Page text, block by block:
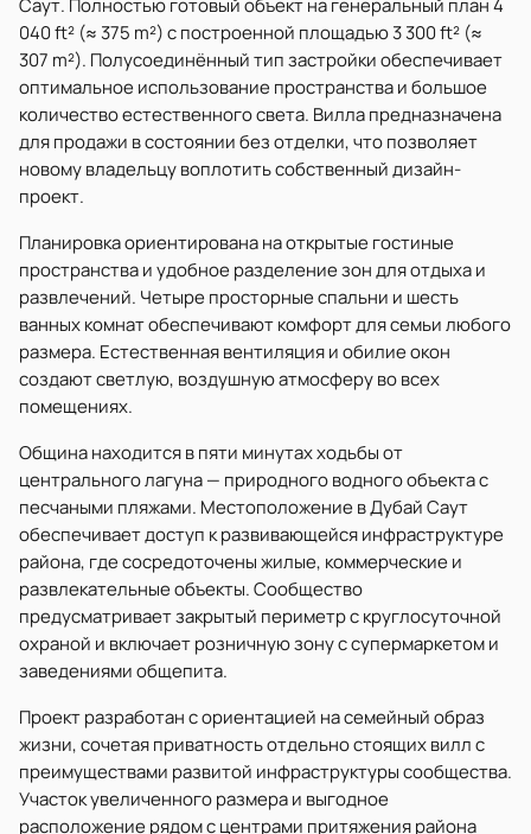
Саут. Полностью готовый объект на генеральный план 4
040 ft² (≈ 375 m²) с построенной площадью 3 300 ft² (≈
307 m²). Полусоединённый тип застройки обеспечивает
оптимальное использование пространства и большое
количество естественного света. Вилла предназначена
для продажи в состоянии без отделки, что позволяет
новому владельцу воплотить собственный дизайн-
проект.
Планировка ориентирована на открытые гостиные
пространства и удобное разделение зон для отдыха и
развлечений. Четыре просторные спальни и шесть
ванных комнат обеспечивают комфорт для семьи любого
размера. Естественная вентиляция и обилие окон
создают светлую, воздушную атмосферу во всех
помещениях.
Община находится в пяти минутах ходьбы от
центрального лагуна — природного водного объекта с
песчаными пляжами. Местоположение в Дубай Саут
обеспечивает доступ к развивающейся инфраструктуре
района, где сосредоточены жилые, коммерческие и
развлекательные объекты. Сообщество
предусматривает закрытый периметр с круглосуточной
охраной и включает розничную зону с супермаркетом и
заведениями общепита.
Проект разработан с ориентацией на семейный образ
жизни, сочетая приватность отдельно стоящих вилл с
преимуществами развитой инфраструктуры сообщества.
Участок увеличенного размера и выгодное
расположение рядом с центрами притяжения района